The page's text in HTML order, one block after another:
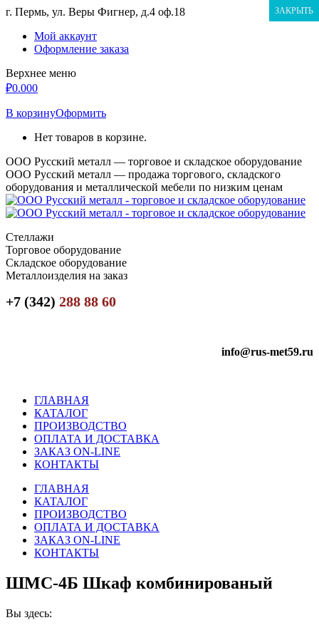
Перейти
содержанию
г. Пермь, ул. Веры Фигнер, д.4 оф.18
Мой аккаунт
Оформление заказа
Верхнее меню
₽0.000
В корзинуОформить
Нет товаров в корзине.
ООО Русский металл — торговое и складское оборудование
ООО Русский металл — продажа торгового, складского
оборудования и металлической мебели по низким ценам
Стеллажи
Торговое оборудование
Складское оборудование
Металлоизделия на заказ
+7 (342) 288 88 60
info@rus-met59.ru
ГЛАВНАЯ
КАТАЛОГ
ПРОИЗВОДСТВО
ОПЛАТА И ДОСТАВКА
ЗАКАЗ ON-LINE
КОНТАКТЫ
ГЛАВНАЯ
КАТАЛОГ
ПРОИЗВОДСТВО
ОПЛАТА И ДОСТАВКА
ЗАКАЗ ON-LINE
КОНТАКТЫ
ШМС-4Б Шкаф комбинированый
Вы здесь:
ЗАКРЫТЬ